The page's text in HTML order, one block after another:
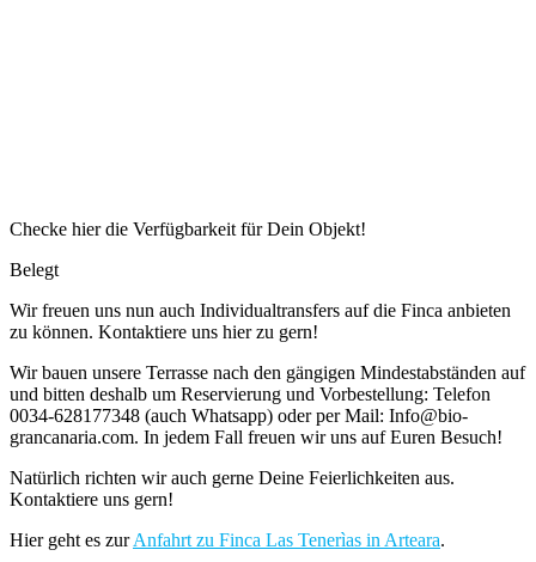
Checke hier die Verfügbarkeit für Dein Objekt!
Belegt
Wir freuen uns nun auch Individualtransfers auf die Finca anbieten
zu können. Kontaktiere uns hier zu gern!
Wir bauen unsere Terrasse nach den gängigen Mindestabständen auf
und bitten deshalb um Reservierung und Vorbestellung: Telefon
0034-628177348 (auch Whatsapp) oder per Mail: Info@bio-
grancanaria.com. In jedem Fall freuen wir uns auf Euren Besuch!
Natürlich richten wir auch gerne Deine Feierlichkeiten aus.
Kontaktiere uns gern!
Hier geht es zurAnfahrt zu Finca Las Tenerìas in Arteara.